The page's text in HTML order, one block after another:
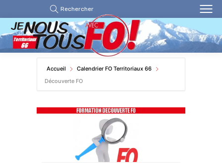
Rechercher
Accueil
Calendrier FO Territoriaux 66
Découverte FO